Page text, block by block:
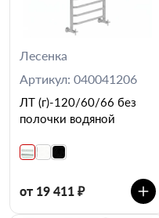
Лесенка
Артикул: 040041206
ЛТ (г)-120/60/66 без
полочки водяной
от 19 411 ₽